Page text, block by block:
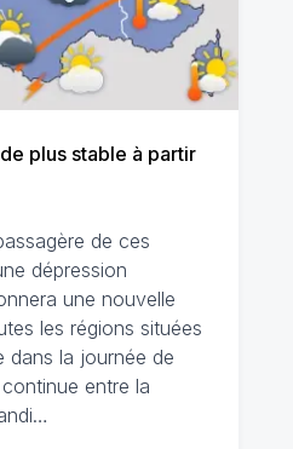
plus stable à partir
de ces
dépression
une nouvelle
les régions situées
dans la journée de
entre la